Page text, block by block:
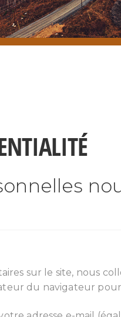
sur le site, nous
du navigateur